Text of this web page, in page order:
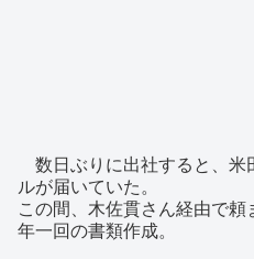
数日ぶりに出社すると、米
ルが届いていた。
この間、木佐貫さん経由で頼
年一回の書類作成。